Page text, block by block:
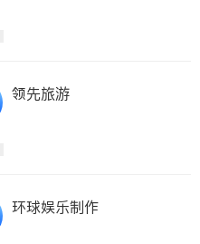
领先旅游
环球娱乐制作